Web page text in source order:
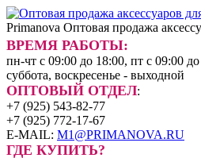
Primanova Оптовая продажа
ВРЕМЯ РАБОТЫ:
пн-чт с 09:00 до 18:00, пт с 09:00
суббота, воскресенье - выходной
ОПТОВЫЙ ОТДЕЛ:
+7 (925) 543-82-77
+7 (925) 772-17-67
E-MAIL: M1@PRIMANOVA.RU
ГДЕ КУПИТЬ?